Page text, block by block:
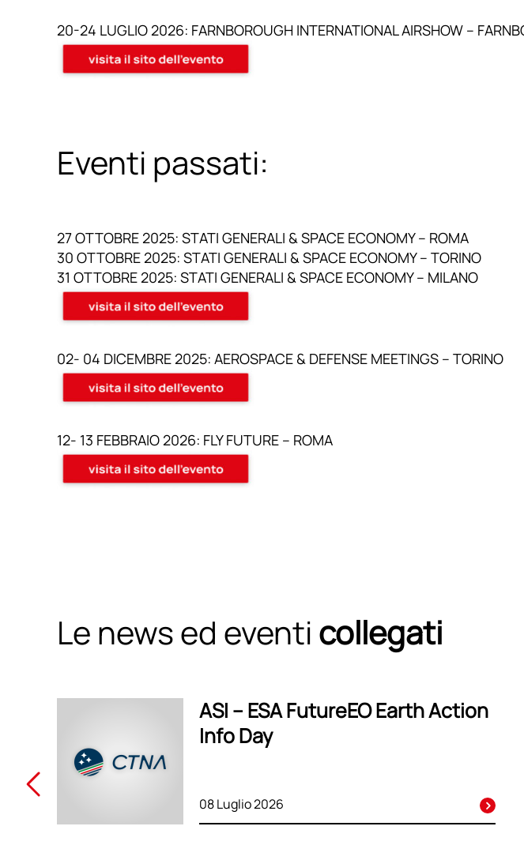
20-24 LUGLIO 2026: FARNBOROUGH INTERNATIONAL AIRSHOW –
Eventi passati:
27 OTTOBRE 2025: STATI GENERALI & SPACE ECONOMY – ROMA
30 OTTOBRE 2025: STATI GENERALI & SPACE ECONOMY – TORINO
31 OTTOBRE 2025: STATI GENERALI & SPACE ECONOMY – MILANO
02- 04 DICEMBRE 2025: AEROSPACE & DEFENSE MEETINGS – TORINO
12- 13 FEBBRAIO 2026: FLY FUTURE – ROMA
Le news ed eventi collegati
ASI – ESA FutureEO Earth Action
Info Day
08 Luglio 2026